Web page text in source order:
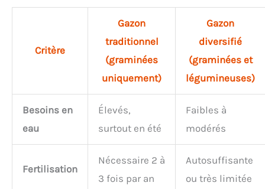
Critère
Gazon
traditionnel
(graminées
uniquement)
Gazon
diversifié
(graminées et
légumineuses)
Besoins en
eau
Élevés,
surtout en été
Faibles à
modérés
Fertilisation
Nécessaire 2 à
3 fois par an
Autosuffisante
ou très limitée